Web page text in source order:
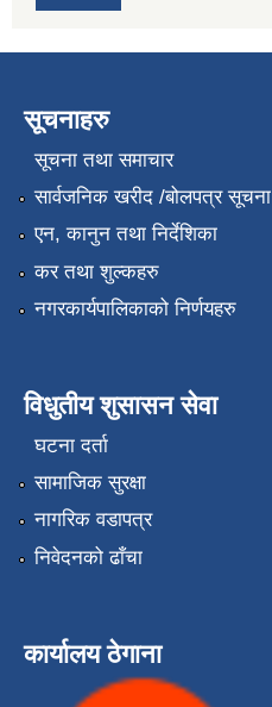
सूचनाहरु
सूचना तथा समाचार
सार्वजनिक खरीद /बोलपत्र सूचना
एन, कानुन तथा निर्देशिका
कर तथा शुल्कहरु
नगरकार्यपालिकाको निर्णयहरु
विधुतीय शुसासन सेवा
घटना दर्ता
सामाजिक सुरक्षा
नागरिक वडापत्र
निवेदनको ढाँचा
कार्यालय ठेगाना